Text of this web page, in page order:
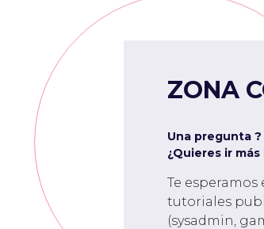
ZONA
Una pregunta ?
¿Quieres ir más
Te
tutoriales
(sysadmin,